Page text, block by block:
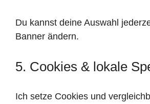
Du kannst deine Auswahl
Banner ändern.
5. Cookies & lokale
Ich setze Cookies und